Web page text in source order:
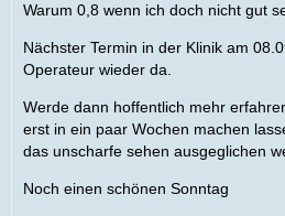
Warum 0,8 wenn ich doch nicht gut
Nächster Termin in der Klinik am
Operateur wieder da.
Werde dann hoffentlich mehr
erst in ein paar Wochen machen
das unscharfe sehen ausgeglichen
Noch einen schönen Sonntag